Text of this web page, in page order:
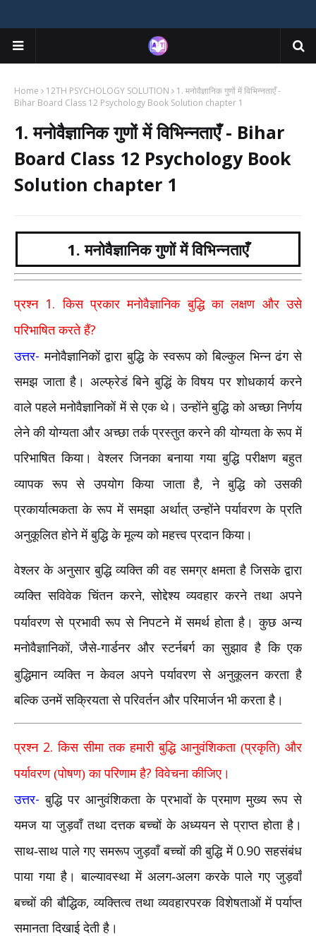
Home 12TH PSYCHOLOGY SOLUTION
1. मनोवैज्ञानिक गुणों में विभिन्नताएँ -
Bihar Board Class 12 Psychology Book Solution chapter 1
1. मनोवैज्ञानिक गुणों में विभिन्नताएँ - Bihar
Board Class 12 Psychology Book
Solution chapter 1
1. मनोवैज्ञानिक गुणों में विभिन्नताएँ
प्रश्न 1.किस प्रकार मनोवैज्ञानिक बुद्धि का लक्षण और उसे
परिभाषित करते हैं?
उत्तर- मनोवैज्ञानिकों द्वारा बुद्धि के स्वरूप को बिल्कुल भिन्न ढंग से
समझ जाता है। अल्फ्रेडं बिने बुद्धिं के विषय पर शोधकार्य करने
वाले पहले मनोवैज्ञानिकों में से एक थे। उन्होंने बुद्धि को अच्छा निर्णय
लेने की योग्यता और अच्छा तर्क प्रस्तुत करने की योग्यता के रूप में
परिभाषित किया। वेश्लर जिनका बनाया गया बुद्धि परीक्षण बहुत
व्यापक रूप से उपयोग किया जाता है,ने बुद्धि को उसकी
प्रकार्यात्मकता के रूप में समझा अर्थात् उन्होंने पर्यावरण के प्रति
अनुकूलित होने में बुद्धि के मूल्य को महत्त्व प्रदान किया।
वेश्लर के अनुसार बुद्धि व्यक्ति की वह समग्र क्षमता है जिसके द्वारा
व्यक्ति सविवेक चिंतन करने,सोद्देश्य व्यवहार करने तथा अपने
पर्यावरण से प्रभावी रूप से निपटने में समर्थ होता है। कुछ अन्य
मनोवैज्ञानिकों,जैसे-गार्डनर और स्टर्नबर्ग का सुझाव है कि एक
बुद्धिमान व्यक्ति न केवल अपने पर्यावरण से अनुकूलन करता है
बल्कि उनमें सक्रियता से परिवर्तन और परिमार्जन भी करता है।
प्रश्न 2.किस सीमा तक हमारी बुद्धि आनुवंशिकता (प्रकृति) और
पर्यावरण (पोषण) का परिणाम है?विवेचना कीजिए।
उत्तर- बुद्धि पर आनुवंशिकता के प्रभावों के प्रमाण मुख्य रूप से
यमज या जुड़वाँ तथा दत्तक बच्चों के अध्ययन से प्राप्त होता है।
साथ-साथ पाले गए समरूप जुड़वाँ बच्चों की बुद्धि में 0.90सहसंबंध
पाया गया है। बाल्यावस्था में अलग-अलग करके पाले गए जुड़वाँ
बच्चों की बौद्धिक,व्यक्तित्व तथा व्यवहारपरक विशेषताओं में पर्याप्त
समानता दिखाई देती है।